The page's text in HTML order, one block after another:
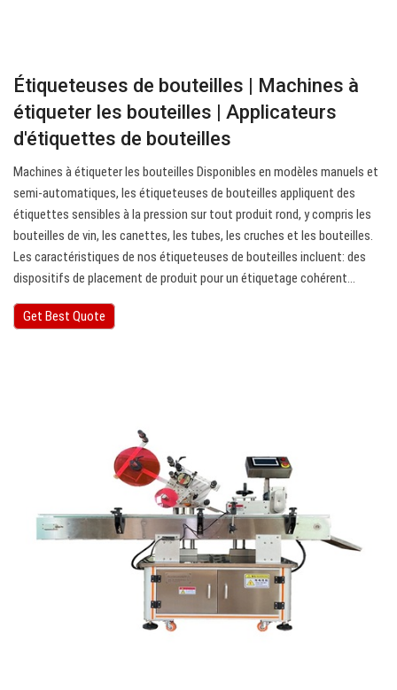
Étiqueteuses de bouteilles | Machines à
étiqueter les bouteilles | Applicateurs
d'étiquettes de bouteilles
Machines à étiqueter les bouteilles Disponibles en modèles manuels et
semi-automatiques, les étiqueteuses de bouteilles appliquent des
étiquettes sensibles à la pression sur tout produit rond, y compris les
bouteilles de vin, les canettes, les tubes, les cruches et les bouteilles.
Les caractéristiques de nos étiqueteuses de bouteilles incluent: des
dispositifs de placement de produit pour un étiquetage cohérent…
Get Best Quote